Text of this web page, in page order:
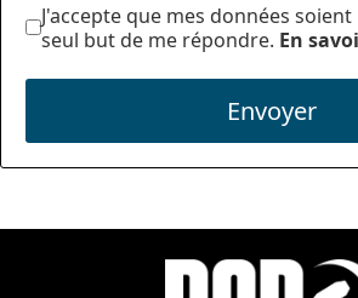
J'accepte que mes données
seul but de me répondre. En
Envoyer